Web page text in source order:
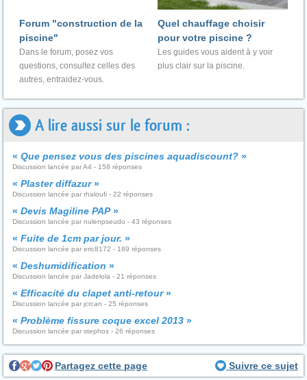
Forum "construction de la
piscine"
Dans le forum, posez vos
questions, consultez celles des
autres, entraidez-vous.
Quel chauffage choisir
pour votre piscine ?
Les guides vous aident à y voir
plus clair sur la piscine.
A lire aussi sur le forum :
« Que pensez vous des piscines aquadiscount? »
Discussion lancée par A4 - 158 réponses
« Plaster diffazur»
Discussion lancée par rhaloufi - 22 réponses
« Devis Magiline PAP»
Discussion lancée par nulenpseudo - 43 réponses
« Fuite de 1cm par jour. »
Discussion lancée par eric8172 - 189 réponses
« Deshumidification »
Discussion lancée par Jadelola - 21 réponses
« Efficacité du clapet anti-retour»
Discussion lancée par jcrcan - 25 réponses
« Problème fissure coque excel 2013 »
Discussion lancée par stephos - 26 réponses
Partagez cette page Suivre ce sujet